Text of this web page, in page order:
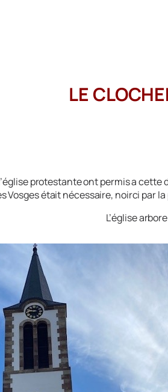
LE
protestante ont permis a
Vosges était nécessaire, noirci par
L’église